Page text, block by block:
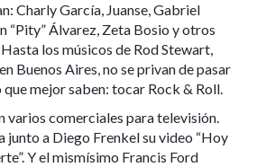
Charly García, Juanse, Gabriel
“Pity” Álvarez, Zeta Bosio y otros
los músicos de Rod Stewart,
Buenos Aires, no se privan de pasar
que mejor saben: tocar Rock & Roll.
varios comerciales para televisión.
junto a Diego Frenkel su video “Hoy
Y el mismísimo Francis Ford